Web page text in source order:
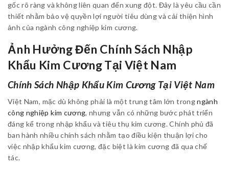
gốc rõ ràng và không liên quan đến xung đột. Đây là yêu cầu cần
thiết nhằm bảo vệ quyền lợi người tiêu dùng và cải thiện hình
ảnh của ngành công nghiệp kim cương.
Ảnh Hưởng Đến Chính Sách Nhập
Khẩu Kim Cương Tại Việt Nam
Chính Sách Nhập Khẩu Kim Cương Tại Việt Nam
Việt Nam, mặc dù không phải là một trung tâm lớn trongngành
công nghiệp kim cương, nhưng vẫn có những bước phát triển
đáng kể trong nhập khẩu và tiêu thụ kim cương. Chính phủ đã
ban hành nhiều chính sách nhằm tạo điều kiện thuận lợi cho
việc nhập khẩu kim cương, đặc biệt là kim cương đã qua chế
tác.